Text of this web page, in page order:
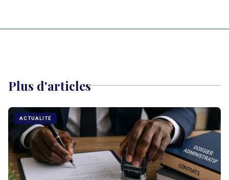
Plus d'articles
ACTUALITÉ